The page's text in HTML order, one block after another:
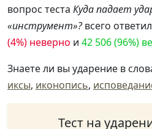
вопрос теста Куда падает
«инструмент»?всего
(4%) неверно и 42 506 (96%)
Знаете ли вы ударение в
иксы, иконопись,
Тест на